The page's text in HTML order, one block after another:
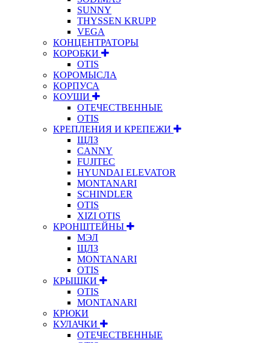
SUNNY
THYSSEN KRUPP
VEGA
КОНЦЕНТРАТОРЫ
КОРОБКИ
OTIS
КОРОМЫСЛА
КОРПУСА
КОУШИ
ОТЕЧЕСТВЕННЫЕ
OTIS
КРЕПЛЕНИЯ И КРЕПЕЖИ
ЩЛЗ
CANNY
FUJITEC
HYUNDAI ELEVATOR
MONTANARI
SCHINDLER
OTIS
XIZI OTIS
КРОНШТЕЙНЫ
МЭЛ
ЩЛЗ
MONTANARI
OTIS
КРЫШКИ
OTIS
MONTANARI
КРЮКИ
КУЛАЧКИ
ОТЕЧЕСТВЕННЫЕ